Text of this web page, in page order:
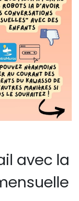
avec la